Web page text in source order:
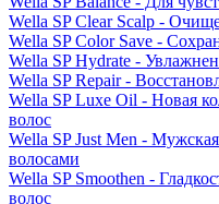
Wella SP Clear Scalp -
Wella SP Color Save -
Wella SP Hydrate -
Wella SP Repair -
Wella SP Luxe Oil - Новая
волос
Wella SP Just Men -
волосами
Wella SP Smoothen -
волос